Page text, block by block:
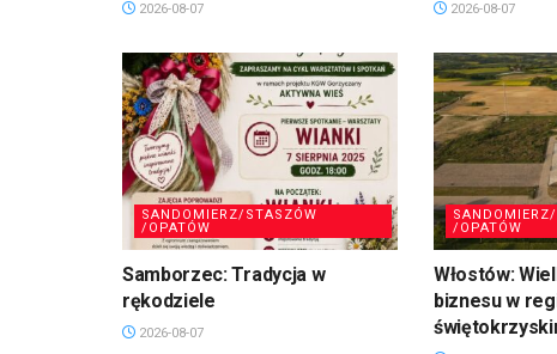
2026-08-07 2026-08-07
SANDOMIERZ/STASZÓW
/OPATÓW
Samborzec: Tradycja w
rękodziele
2026-08-07
/OPATÓW
Włostów:
biznesu w